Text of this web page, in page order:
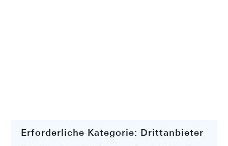
Erforderliche Kategorie: Drittanbieter